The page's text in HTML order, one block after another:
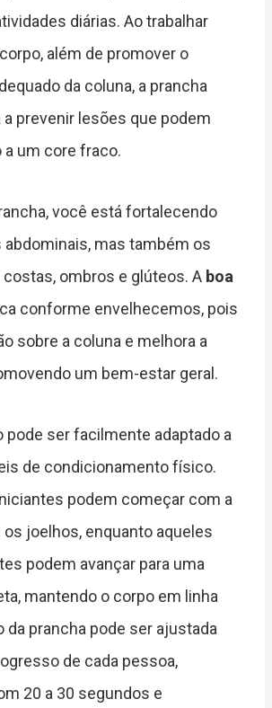
diárias. Ao trabalhar
além de promover o
da coluna, a prancha
prevenir lesões que podem
um core fraco.
você está fortalecendo
abdominais, mas também os
ombros e glúteos. A boa
conforme envelhecemos, pois
sobre a coluna e melhora a
um bem-estar geral.
pode ser facilmente adaptado a
de condicionamento físico.
podem começar com a
joelhos, enquanto aqueles
podem avançar para uma
mantendo o corpo em linha
da prancha pode ser ajustada
de cada pessoa,
20 a 30 segundos e